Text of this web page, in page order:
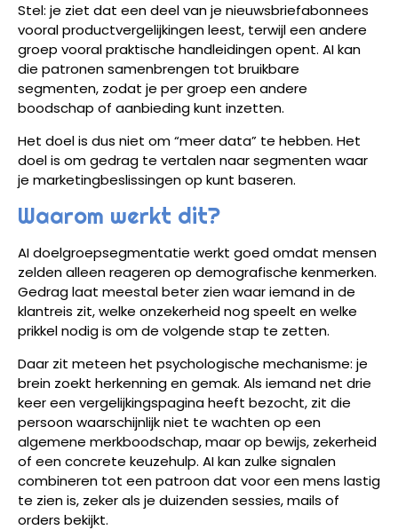
Stel: je ziet dat een deel van je nieuwsbriefabonnees
vooral productvergelijkingen leest, terwijl een andere
groep vooral praktische handleidingen opent. AI kan
die patronen samenbrengen tot bruikbare
segmenten, zodat je per groep een andere
boodschap of aanbieding kunt inzetten.
Het doel is dus niet om “meer data” te hebben. Het
doel is om gedrag te vertalen naar segmenten waar
je marketingbeslissingen op kunt baseren.
Waarom werkt dit?
AI doelgroepsegmentatie werkt goed omdat mensen
zelden alleen reageren op demografische kenmerken.
Gedrag laat meestal beter zien waar iemand in de
klantreis zit, welke onzekerheid nog speelt en welke
prikkel nodig is om de volgende stap te zetten.
Daar zit meteen het psychologische mechanisme: je
brein zoekt herkenning en gemak. Als iemand net drie
keer een vergelijkingspagina heeft bezocht, zit die
persoon waarschijnlijk niet te wachten op een
algemene merkboodschap, maar op bewijs, zekerheid
of een concrete keuzehulp. AI kan zulke signalen
combineren tot een patroon dat voor een mens lastig
te zien is, zeker als je duizenden sessies, mails of
orders bekijkt.